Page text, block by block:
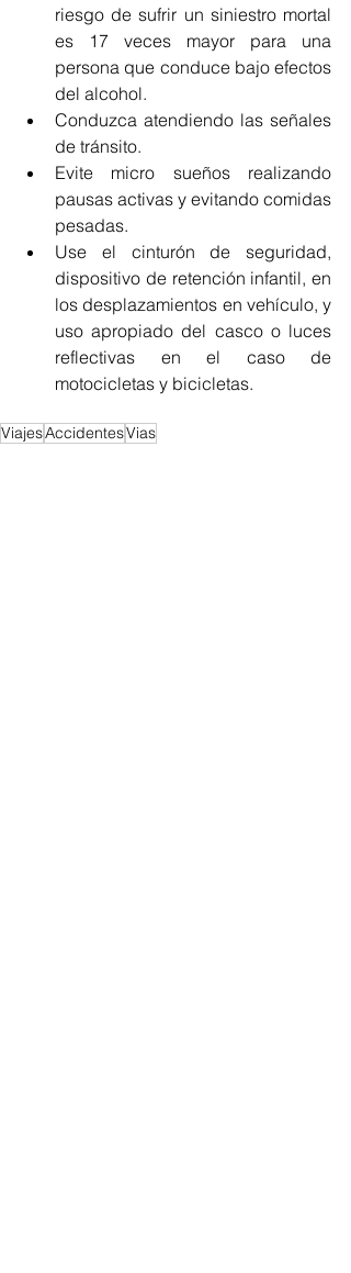
riesgo de sufrir un siniestro mortal
es 17 veces mayor para una
persona que conduce bajo efectos
del alcohol.
Conduzca atendiendo las señales
de tránsito.
Evite micro sueños realizando
pausas activas y evitando comidas
pesadas.
Use el cinturón de seguridad,
dispositivo de retención infantil, en
los desplazamientos en vehículo, y
uso apropiado del casco o luces
reflectivas en el caso de
motocicletas y bicicletas.
ViajesAccidentesVias